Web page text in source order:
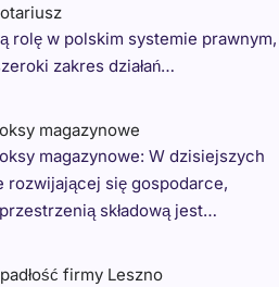
rolę w polskim systemie prawnym,
zakres działań…
magazynowe
magazynowe: W dzisiejszych
rozwijającej się gospodarce,
składową jest…
firmy Leszno